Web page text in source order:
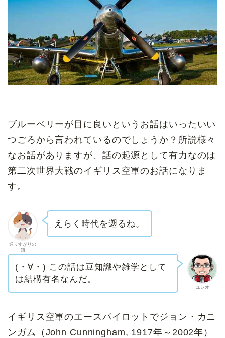
ブルーベリーが目に良いというお話はいったいい
つごろから言われているのでしょうか？所説様々
なお話がありますが、話の起源として有力なのは
第二次世界大戦のイギリス空軍のお話になりま
す。
通りすがりの
猫
えらく時代を遡るね。
ユレオ
(・∀・) この話は豆知識や雑学として
は結構有名なんだ。
イギリス空軍のエースパイロットでジョン・カニ
ンガム（John Cunningham, 1917年～2002年）